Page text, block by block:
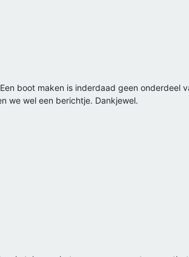
boot maken is inderdaad geen
we wel een berichtje. Dankjewel.